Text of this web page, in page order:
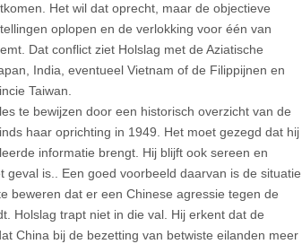
Het wil dat oprecht, maar de objectieve
oplopen en de verlokking voor één van
Dat conflict ziet Holslag met de Aziatische
India, eventueel Vietnam of de Filippijnen en
Taiwan.
te bewijzen door een historisch overzicht van de
haar oprichting in 1949. Het moet gezegd dat hij
informatie brengt. Hij blijft ook sereen en
is.. Een goed voorbeeld daarvan is de situatie
beweren dat er een Chinese agressie tegen de
Holslag trapt niet in die val. Hij erkent dat de
China bij de bezetting van betwiste eilanden meer